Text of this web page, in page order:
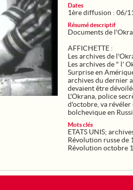
Dates
1ère diffusion : 06/
Résumé descriptif
Documents de
AFFICHETTE :
Les archives de
Les archives de " l'
Surprise en
archives du dernier
devaient être
L'Okrana, police
d'octobre, va révéler
bolchevique en
Mots clés
ETATS UNIS;
Révolution russe de
Révolution octobre